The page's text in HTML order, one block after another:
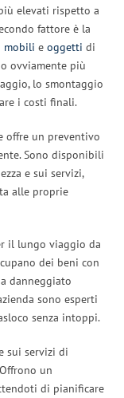
elevati rispetto a
fattore è la
mobili e oggetti di
ovviamente più
lo smontaggio
i costi finali.
offre un preventivo
Sono disponibili
e sui servizi,
alle proprie
il lungo viaggio da
dei beni con
danneggiato
sono esperti
senza intoppi.
sui servizi di
un
di pianificare